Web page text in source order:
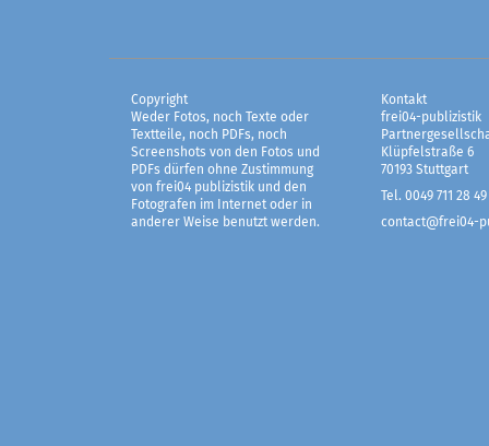
Copyright
Weder Fotos, noch Texte oder
Textteile, noch PDFs, noch
Screenshots von den Fotos und
PDFs dürfen ohne Zustimmung
von frei04 publizistik und den
Fotografen im Internet oder in
anderer Weise benutzt werden.
Kontakt
frei04-publizistik
Klüpfelstraße 6
70193 Stuttgart
Tel. 0049 711 28 49
contact@frei04-